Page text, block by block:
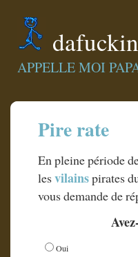
APPELLE MOI
Pire rate
En pleine période
lesvilainspirates
vous demande de
Oui